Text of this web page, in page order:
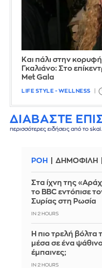
Και πάλι στην
Γκαλιάνο: Στο
Met Gala
LIFE STYLE - WELLNESS
ΔΙΑΒΑΣΤΕ
περισσότερες ειδήσεις από το
ΡΟΗ ΔΗΜΟΦΙΛΗ
Στα ίχνη της
το BBC εντόπισε
Συρίας στη Ρωσία
IN 2 HOURS
Η πιο τρελή βόλτα
μέσα σε ένα
έμπαινες;
IN 2 HOURS